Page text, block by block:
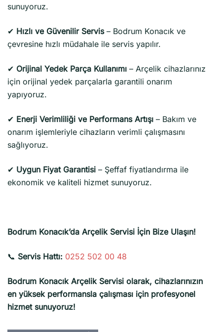
sunuyoruz.
✔ Hızlı ve Güvenilir Servis– Bodrum Konacık ve
çevresine hızlı müdahale ile servis yapılır.
✔ Orijinal Yedek Parça Kullanımı – Arçelik cihazlarınız
için orijinal yedek parçalarla garantili onarım
yapıyoruz.
✔ Enerji Verimliliği ve Performans Artışı – Bakım ve
onarım işlemleriyle cihazların verimli çalışmasını
sağlıyoruz.
✔ Uygun Fiyat Garantisi – Şeffaf fiyatlandırma ile
ekonomik ve kaliteli hizmet sunuyoruz.
Bodrum Konacık’da Arçelik Servisi İçin Bize Ulaşın!
📞 Servis Hattı: 0252 502 00 48
Bodrum Konacık Arçelik Servisi olarak, cihazlarınızın
en yüksek performansla çalışması için profesyonel
hizmet sunuyoruz!